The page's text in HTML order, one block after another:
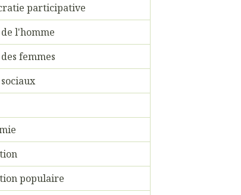
participative
l'homme
femmes
populaire